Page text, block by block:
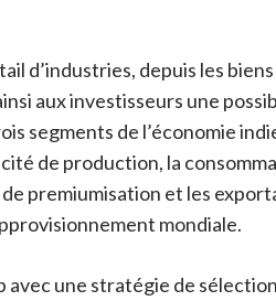
d’industries, depuis les
aux investisseurs une
segments de l’économie
de production, la
premiumisation et les
mondiale.
une stratégie de